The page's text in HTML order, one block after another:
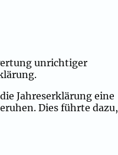
unrichtiger
Jahreserklärung eine
Dies führte dazu,